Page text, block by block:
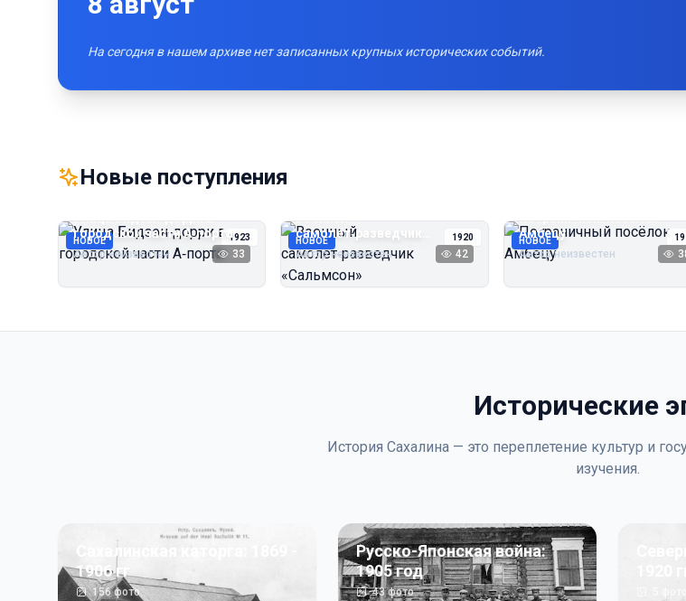
На сегодня в нашем архиве нет записанных крупных исторических событий.
Новые поступления
НОВОЕ 1923
Улица Бидзэн‑дорри в
городской части А‑порта
Автор неизвестен 33
НОВОЕ 1920
Военный
самолёт‑разведчик
«Сальмсон»
Автор неизвестен 42
НОВОЕ
Пограничный посёлок
Амбецу
Автор неизвестен
Исторические
История Сахалина — это переплетение культур и
изучения.
Сахалинская каторга: 1869 -
1906 гг
156фото
Русско-Японская война:
1905 год
43фото